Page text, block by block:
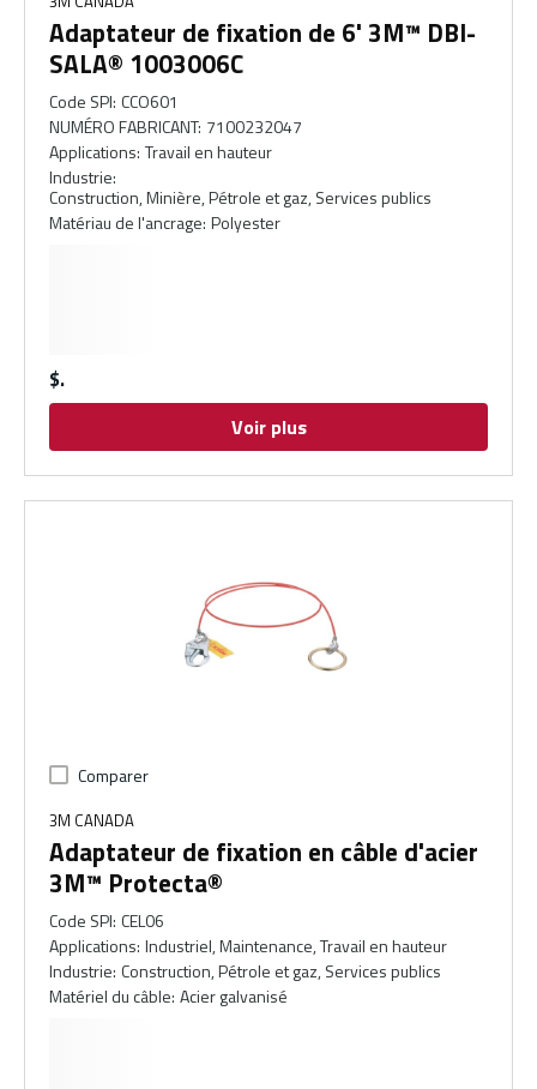
Adaptateur de fixation de 6' 3M™ DBI-
SALA® 1003006C
Code SPI: CCO601
NUMÉRO FABRICANT: 7100232047
Applications: Travail en hauteur
Industrie:
Construction, Minière, Pétrole et gaz, Services publics
Matériau de l'ancrage: Polyester
$
Voir plus
Comparer
3M CANADA
Adaptateur de fixation en câble d'acier
3M™ Protecta®
Code SPI: CEL06
Applications: Industriel, Maintenance, Travail en hauteur
Industrie: Construction, Pétrole et gaz, Services publics
Matériel du câble: Acier galvanisé